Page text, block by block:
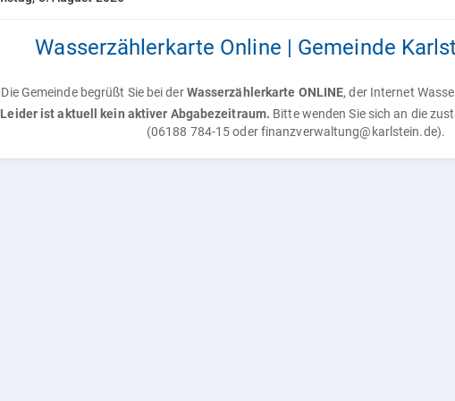
Wasserzählerkarte Online | Gemeinde
Die Gemeinde begrüßt Sie bei derWasserzählerkarte ONLINE, der Internet
Leider ist aktuell kein aktiver Abgabezeitraum. Bitte wenden Sie sich an die
(06188 784-15 oder finanzverwaltung@karlstein.de).